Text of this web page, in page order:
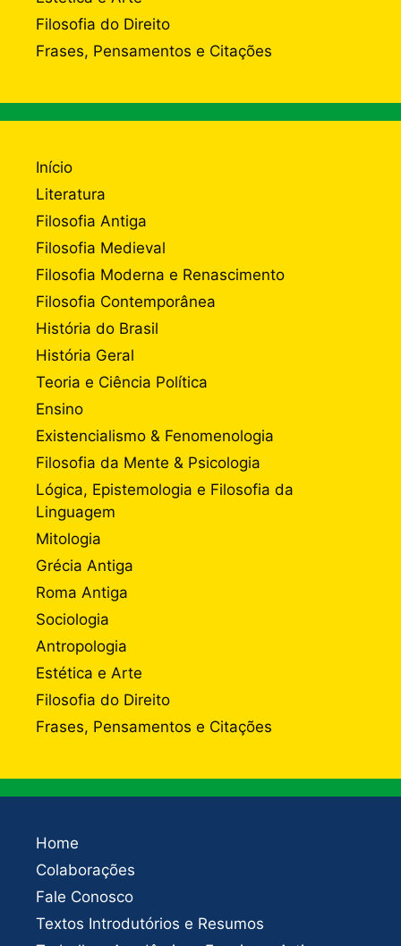
Filosofia do Direito
Frases, Pensamentos e Citações
Início
Literatura
Filosofia Antiga
Filosofia Medieval
Filosofia Moderna e Renascimento
Filosofia Contemporânea
História do Brasil
História Geral
Teoria e Ciência Política
Ensino
Existencialismo & Fenomenologia
Filosofia da Mente & Psicologia
Lógica, Epistemologia e Filosofia da
Linguagem
Mitologia
Grécia Antiga
Roma Antiga
Sociologia
Antropologia
Estética e Arte
Filosofia do Direito
Frases, Pensamentos e Citações
Home
Colaborações
Fale Conosco
Textos Introdutórios e Resumos